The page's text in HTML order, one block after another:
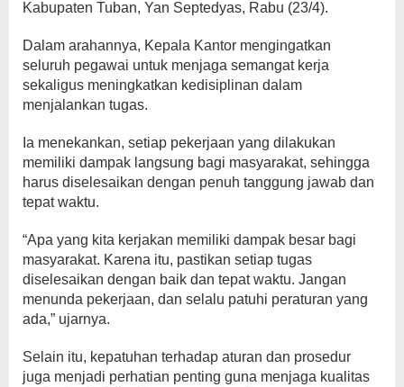
Kabupaten Tuban, Yan Septedyas, Rabu (23/4).
Dalam arahannya, Kepala Kantor mengingatkan
seluruh pegawai untuk menjaga semangat kerja
sekaligus meningkatkan kedisiplinan dalam
menjalankan tugas.
Ia menekankan, setiap pekerjaan yang dilakukan
memiliki dampak langsung bagi masyarakat, sehingga
harus diselesaikan dengan penuh tanggung jawab dan
tepat waktu.
“Apa yang kita kerjakan memiliki dampak besar bagi
masyarakat. Karena itu, pastikan setiap tugas
diselesaikan dengan baik dan tepat waktu. Jangan
menunda pekerjaan, dan selalu patuhi peraturan yang
ada,” ujarnya.
Selain itu, kepatuhan terhadap aturan dan prosedur
juga menjadi perhatian penting guna menjaga kualitas